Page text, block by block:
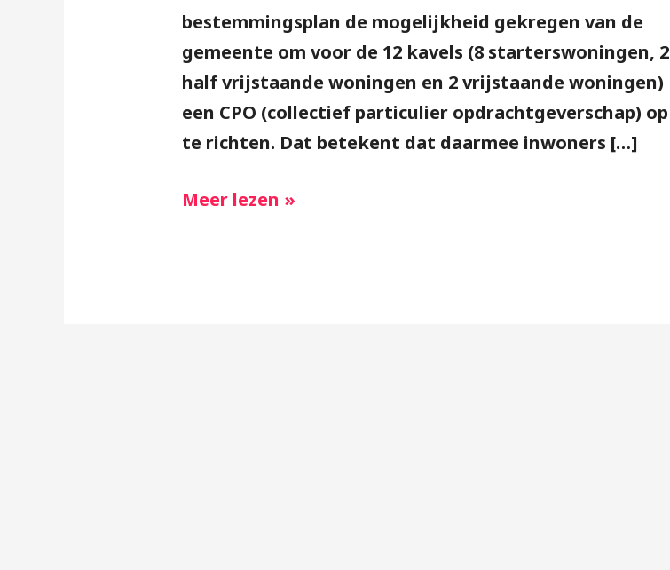
bestemmingsplan de mogelijkheid gekregen van de
gemeente om voor de 12 kavels (8 starterswoningen, 2
half vrijstaande woningen en 2 vrijstaande woningen)
een CPO (collectief particulier opdracht­geverschap) op
te richten. Dat betekent dat daarmee inwoners […]
Meer lezen »